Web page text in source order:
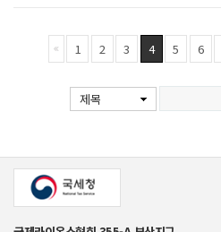
1 2 3 4 5 6
제목